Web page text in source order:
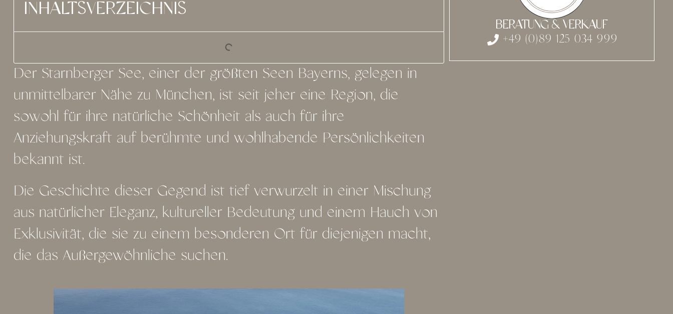
INHALTSVERZEICHNIS
Der Starnberger See, einer der größten Seen Bayerns, gelegen in
unmittelbarer Nähe zu München, ist seit jeher eine Region, die
sowohl für ihre natürliche Schönheit als auch für ihre
Anziehungskraft auf berühmte und wohlhabende Persönlichkeiten
bekannt ist.
Die Geschichte dieser Gegend ist tief verwurzelt in einer Mischung
aus natürlicher Eleganz, kultureller Bedeutung und einem Hauch von
Exklusivität, die sie zu einem besonderen Ort für diejenigen macht,
die das Außergewöhnliche suchen.
BERATUNG & VERKAUF
+49 (0)89 125 034 999